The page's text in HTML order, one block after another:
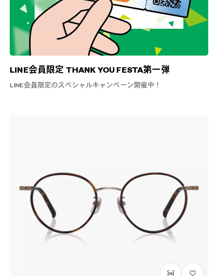
LINE会員限定 THANK YOU FESTA第一弾
LINE会員限定のスペシャルキャンペーン開催中！